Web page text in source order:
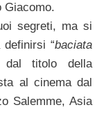
Giacomo.
segreti, ma si
“baciata
dal titolo della
al cinema dal
Salemme, Asia